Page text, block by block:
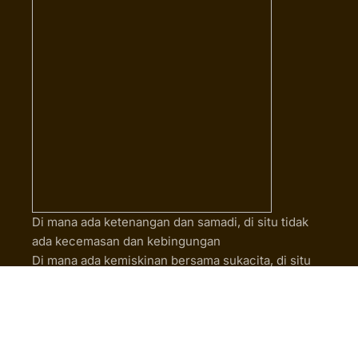
Di mana ada ketenangan dan samadi, di situ tidak
ada kecemasan dan kebingungan
Di mana ada kemiskinan bersama sukacita, di situ